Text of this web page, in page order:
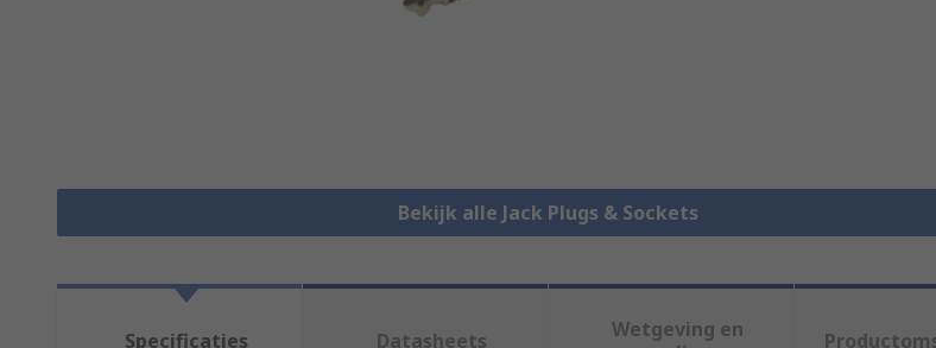
Bekijk alle Jack Plugs & Sockets
Specificaties Datasheets
Wetgeving en